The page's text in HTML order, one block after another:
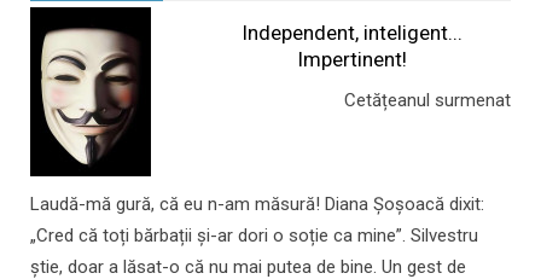
Independent, inteligent...
Impertinent!
Cetățeanul surmenat
Laudă-mă gură, că eu n-am măsură! Diana Șoșoacă dixit:
„Cred că toți bărbații și-ar dori o soție ca mine”. Silvestru
știe, doar a lăsat-o că nu mai putea de bine. Un gest de